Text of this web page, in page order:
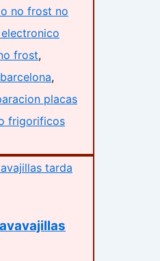
no frost no
frost,
,
placas
frigorificos